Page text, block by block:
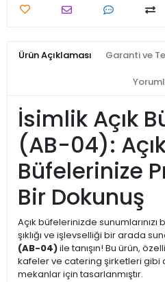
Ürün Açıklaması Garanti ve
İsimlik Açık
(AB-04):
Büfelerinize
Bir Dokunuş
Açık büfelerinizde
şıklığı ve işlevselliği bir arada
(AB-04)ile tanışın! Bu ürün,
kafeler ve catering şirketleri gibi
mekanlar için tasarlanmıştır.